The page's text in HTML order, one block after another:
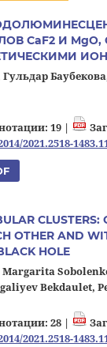
CaF2 И
19 |
2021.2518-
CLUSTERS:
OTHER AND
HOLE
Bekdaulet,
28 |
2021.2518-